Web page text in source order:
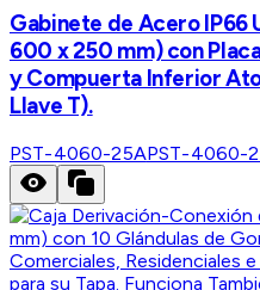
Gabinete de Acero IP66
600 x 250 mm) con
y Compuerta Inferior
Llave T).
PST-4060-25APST-4060-